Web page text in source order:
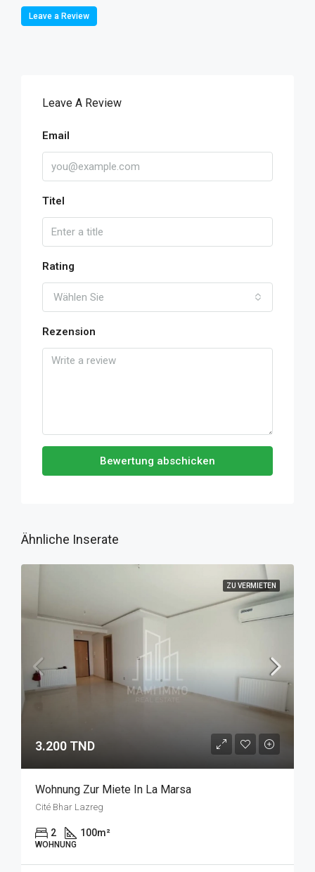
Leave a Review
Leave A Review
Email
Titel
Rating
Wählen Sie
Rezension
Bewertung abschicken
Ähnliche Inserate
ZU VERMIETEN
3.200 TND
Wohnung Zur Miete In La Marsa
Cité Bhar Lazreg
2 100m²
WOHNUNG